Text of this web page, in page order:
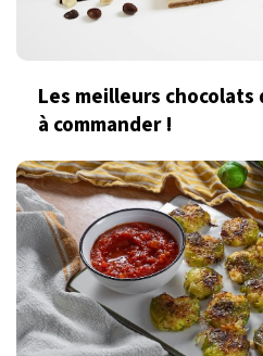
Les meilleurs chocolats
à commander !